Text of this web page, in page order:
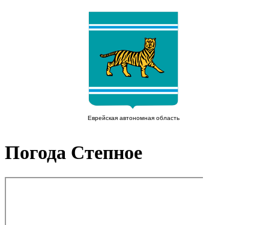
Погода Степное